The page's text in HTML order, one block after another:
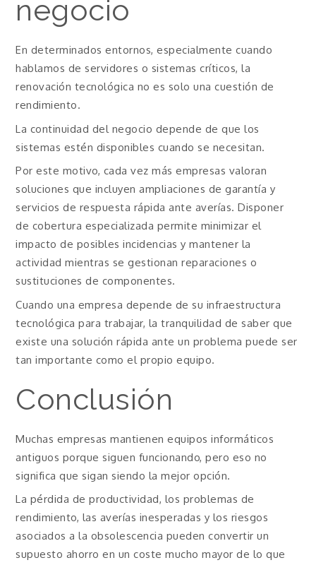
negocio
En determinados entornos, especialmente cuando
hablamos de servidores o sistemas críticos, la
renovación tecnológica no es solo una cuestión de
rendimiento.
La continuidad del negocio depende de que los
sistemas estén disponibles cuando se necesitan.
Por este motivo, cada vez más empresas valoran
soluciones que incluyen ampliaciones de garantía y
servicios de respuesta rápida ante averías. Disponer
de cobertura especializada permite minimizar el
impacto de posibles incidencias y mantener la
actividad mientras se gestionan reparaciones o
sustituciones de componentes.
Cuando una empresa depende de su infraestructura
tecnológica para trabajar, la tranquilidad de saber que
existe una solución rápida ante un problema puede ser
tan importante como el propio equipo.
Conclusión
Muchas empresas mantienen equipos informáticos
antiguos porque siguen funcionando, pero eso no
significa que sigan siendo la mejor opción.
La pérdida de productividad, los problemas de
rendimiento, las averías inesperadas y los riesgos
asociados a la obsolescencia pueden convertir un
supuesto ahorro en un coste mucho mayor de lo que